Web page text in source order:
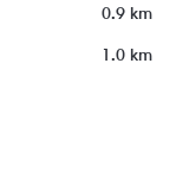
0.9 km
1.0 km